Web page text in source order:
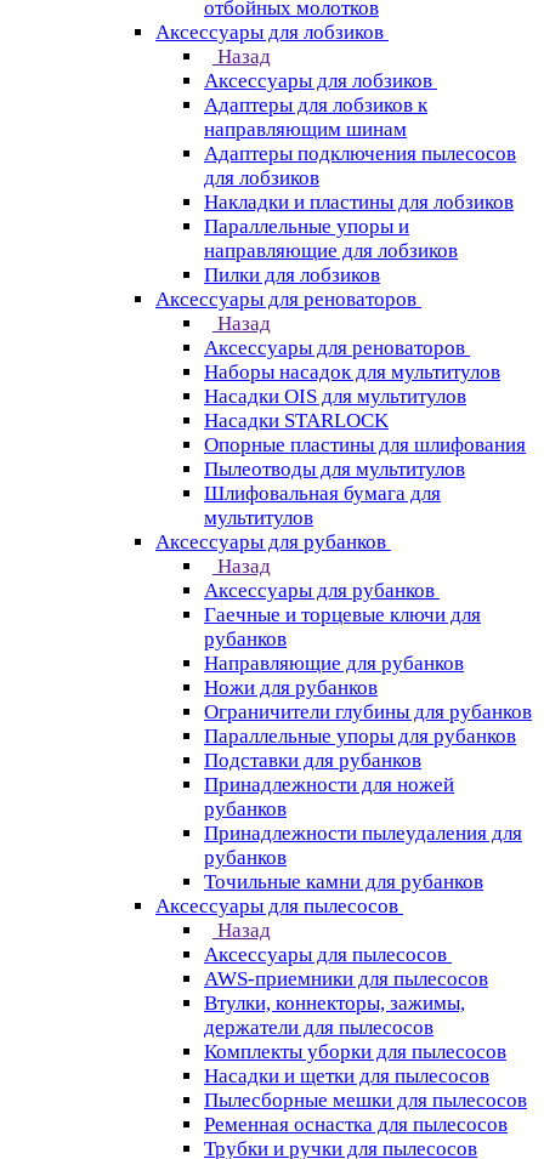
отбойных молотков
Аксессуары для лобзиков
Назад
Аксессуары для лобзиков
Адаптеры для лобзиков к
направляющим шинам
Адаптеры подключения пылесосов
для лобзиков
Накладки и пластины для лобзиков
Параллельные упоры и
направляющие для лобзиков
Пилки для лобзиков
Аксессуары для реноваторов
Назад
Аксессуары для реноваторов
Наборы насадок для мультитулов
Насадки OIS для мультитулов
Насадки STARLOCK
Опорные пластины для шлифования
Пылеотводы для мультитулов
Шлифовальная бумага для
мультитулов
Аксессуары для рубанков
Назад
Аксессуары для рубанков
Гаечные и торцевые ключи для
рубанков
Направляющие для рубанков
Ножи для рубанков
Ограничители глубины для рубанков
Параллельные упоры для рубанков
Подставки для рубанков
Принадлежности для ножей
рубанков
Принадлежности пылеудаления для
рубанков
Точильные камни для рубанков
Аксессуары для пылесосов
Назад
Аксессуары для пылесосов
AWS-приемники для пылесосов
Втулки, коннекторы, зажимы,
держатели для пылесосов
Комплекты уборки для пылесосов
Насадки и щетки для пылесосов
Пылесборные мешки для пылесосов
Ременная оснастка для пылесосов
Трубки и ручки для пылесосов